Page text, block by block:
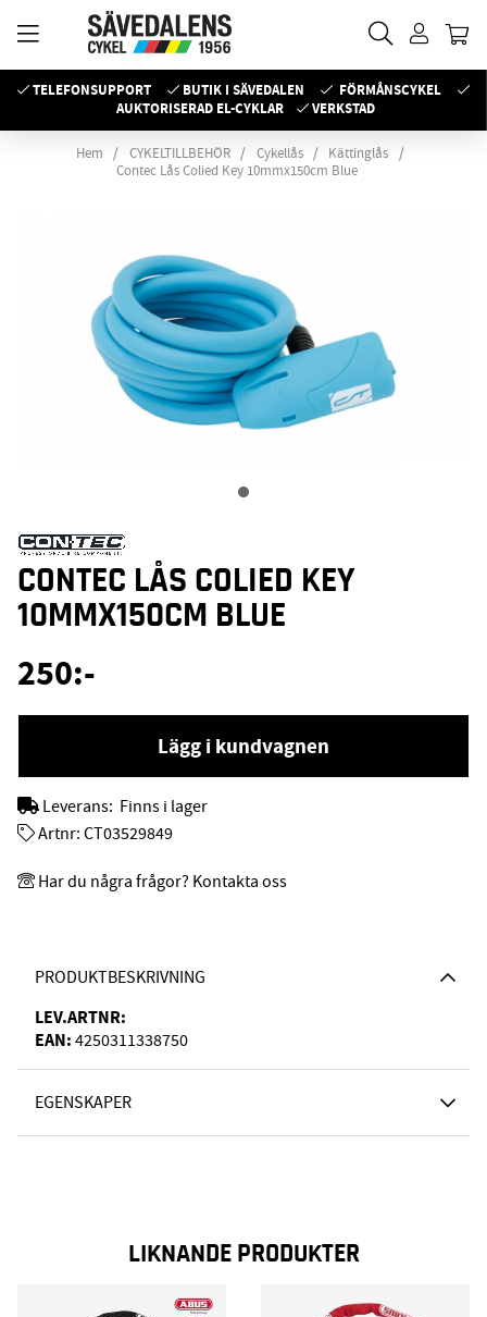
TELEFONSUPPORT BUTIK I SÄVEDALEN
FÖRMÅNSCYKEL
AUKTORISERAD EL-CYKLAR
VERKSTAD
Hem CYKELTILLBEHÖR Cykellås
Kättinglås
Contec Lås Colied Key 10mmx150cm Blue
PRODUKTBESKRIVNING
LEV.ARTNR:
EAN: 4250311338750
EGENSKAPER
CONTEC LÅS COLIED KEY
10MMX150CM BLUE
250:-
Lägg i kundvagnen
Leverans: Finns i lager
Artnr: CT03529849
Har du några frågor? Kontakta oss
LIKNANDE PRODUKTER